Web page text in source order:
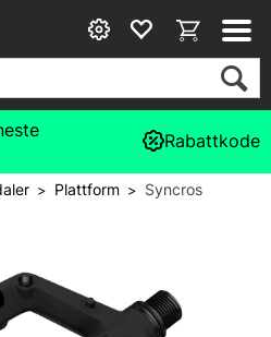
Rabattkode
> Plattform> Syncros